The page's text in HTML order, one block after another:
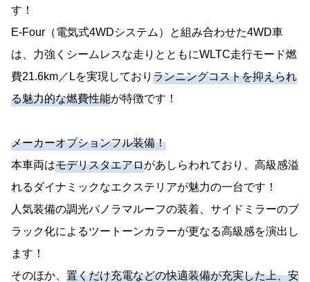
す！
E‐Four（電気式4WDシステム）と組み合わせた4WD車
は、力強くシームレスな走りとともにWLTC走行モード燃
費21.6km／Lを実現しており ランニングコストを抑えられ
る魅力的な燃費性能が特徴です！
メーカーオプションフル装備！
本車両はモデリスタエアロがあしらわれており、高級感溢
れるダイナミックなエクステリアが魅力の一台です！
人気装備の調光パノラマルーフの装着、サイドミラーのブ
ラック化によるツートーンカラーが更なる高級感を演出し
ます！
そのほか、 置くだけ充電などの快適装備が充実した上、安